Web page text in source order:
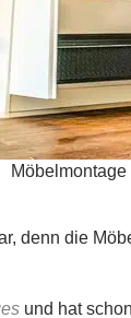
denn die
und hat